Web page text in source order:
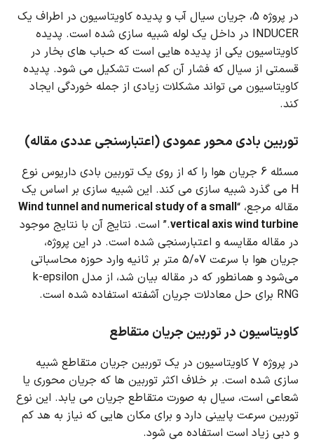
در پروژه 5، جریان سیال آب و پدیده کاویتاسیون در اطراف یک
INDUCER در داخل یک لوله شبیه سازی شده است.
پدیده
کاویتاسیون یکی از پدیده هایی است که حباب های بخار در
قسمتی از سیال که فشار آن کم است تشکیل می شود. پدیده
کاویتاسیون می تواند مشکلات زیادی از جمله خوردگی ایجاد
کند.
توربین بادی محور عمودی (اعتبارسنجی عددی مقاله)
مسئله 6 جریان هوا را که از روی یک توربین بادی داریوس نوع
H می گذرد شبیه سازی می کند.
این شبیه سازی بر اساس یک
مقاله مرجع، “Wind tunnel and numerical study of a small
vertical axis wind turbine.” است. نتایج آن با نتایج موجود
در مقاله مقایسه و اعتبارسنجی شده است. در این پروژه،
جریان هوا با سرعت 5/07 متر بر ثانیه وارد حوزه محاسباتی
می‌شود و همانطور که در مقاله بیان شد، از مدل k-epsilon
RNG برای حل معادلات جریان آشفته استفاده شده است.
کاویتاسیون در توربین جریان متقاطع
در پروژه 7 کاویتاسیون در یک توربین جریان متقاطع شبیه
سازی شده است. بر خلاف اکثر توربین ها که جریان محوری یا
شعاعی است، سیال به صورت متقاطع جریان می یابد. این نوع
توربین سرعت پایینی دارد و برای مکان هایی که نیاز به هد کم
و دبی زیاد است استفاده می شود.